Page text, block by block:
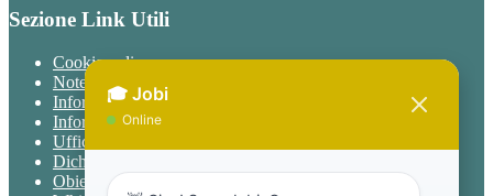
Sezione Link Utili
Cookie policy
Note legali
Informativa Privacy
Informativa Privacy chatbot Jobi
Ufficio Relazioni con il Pubblico
Dichiarazione di accessibilità
Obiettivi di accessibilità